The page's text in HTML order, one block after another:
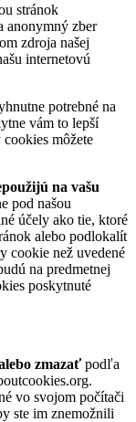
stránok
anonymný zber
zdroja našej
internetovú
potrebné na
vám to lepší
môžete
na vašu
pod našou
účely ako tie, ktoré
alebo podlokalít
cookie než uvedené
na predmetnej
poskytnuté
zmazaťpodľa
vo svojom počítači
ste im znemožnili